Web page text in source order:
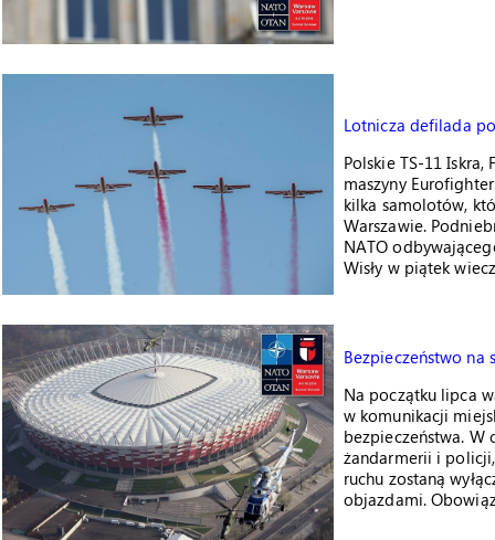
Lotnicza defilada
Polskie TS-11
maszyny
kilka samolotów,
Warszawie.
NATO
Wisły w piątek
Bezpieczeństwo na
Na początku lipca
w komunikacji
bezpieczeństwa. W
żandarmerii i
ruchu zostaną
objazdami.